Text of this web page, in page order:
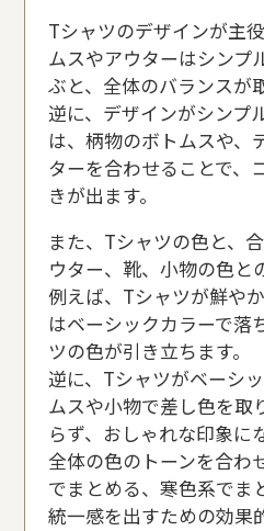
Tシャツのデザインが主
ムスやアウターはシンプ
ぶと、全体のバランスが
逆に、デザインがシンプ
は、柄物のボトムスや、
ターを合わせることで、
きが出ます。
また、Tシャツの色と、
ウター、靴、小物の色と
例えば、Tシャツが鮮や
はベーシックカラーで落
ツの色が引き立ちます。
逆に、Tシャツがベーシ
ムスや小物で差し色を取
らず、おしゃれな印象に
全体の色のトーンを合わ
でまとめる、寒色系でま
統一感を出すための効果